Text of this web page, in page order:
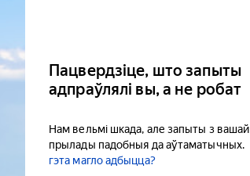
Пацвердзіце, што запыты
адпраўлялі вы, а не робат
Нам вельмі шкада, але запыты з вашай
прылады падобныя да аўтаматычных.
гэта магло адбыцца?